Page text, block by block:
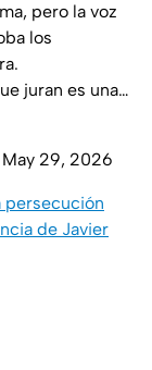
pero la voz
los
juran es una…
May 29, 2026
persecución
de Javier